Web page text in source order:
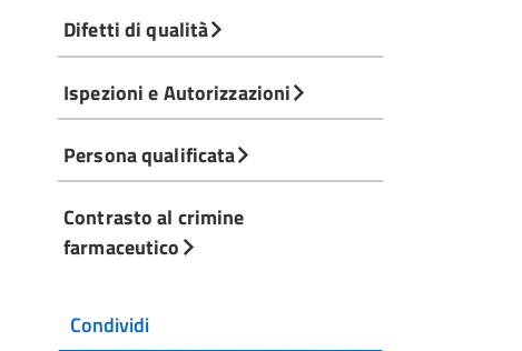
Difetti di qualità
Ispezioni e Autorizzazioni
Persona qualificata
Contrasto al crimine
farmaceutico
Condividi